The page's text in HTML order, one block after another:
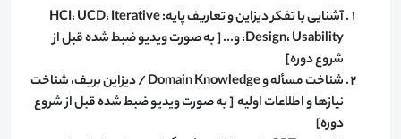
آشنایی با تفکر دیزاین و تعاریف پایه: HCI، UCD، Iterative
Design، Usability، و... [ به صورت ویدیو ضبط شده قبل از
شروع دوره]
شناخت مسأله و Domain Knowledge / دیزاین بریف، شناخت
نیازها و اطلاعات اولیه [ به صورت ویدیو ضبط شده قبل از شروع
دوره]